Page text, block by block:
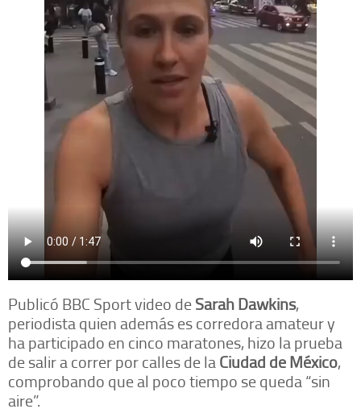
Publicó BBC Sport video deSarah Dawkins,
periodista quien además es corredora amateur y
ha participado en cinco maratones, hizo la prueba
de salir a correr por calles de laCiudad de México,
comprobando que al poco tiempo se queda “sin
aire”.